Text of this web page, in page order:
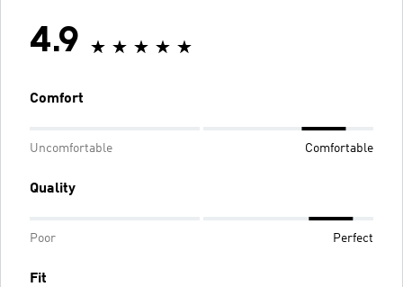
4.9
Comfort
Uncomfortable Comfortable
Quality
Poor Perfect
Fit